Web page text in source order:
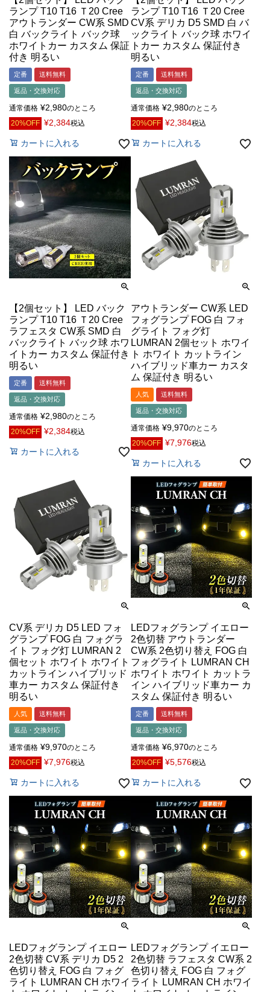
ランプ T10 T16 Ｔ20 Cree
アウトランダー CW系 SMD
白 バックライト バック球
ホワイトカー カスタム 保証
付き 明るい
定番 送料無料
返品・交換対応
通常価格 ¥2,980のところ
20%OFF ¥2,384税込
カートに入れる
ランプ T10 T16 Ｔ20 Cree
CV系 デリカ D5 SMD 白 バ
ックライト バック球 ホワイ
トカー カスタム 保証付き
明るい
定番 送料無料
返品・交換対応
通常価格 ¥2,980のところ
20%OFF ¥2,384税込
カートに入れる
【2個セット】 LED バック
ランプ T10 T16 Ｔ20 Cree
ラフェスタ CW系 SMD 白
バックライト バック球 ホワ
イトカー カスタム 保証付き
明るい
定番 送料無料
返品・交換対応
通常価格 ¥2,980のところ
20%OFF ¥2,384税込
カートに入れる
アウトランダー CW系 LED
フォグランプ FOG 白 フォ
グライト フォグ灯
LUMRAN 2個セット ホワイ
ト ホワイト カットライン
ハイブリッド車カー カスタ
ム 保証付き 明るい
人気 送料無料
返品・交換対応
通常価格 ¥9,970のところ
20%OFF ¥7,976税込
カートに入れる
CV系 デリカ D5 LED フォ
グランプ FOG 白 フォグラ
イト フォグ灯 LUMRAN 2
個セット ホワイト ホワイト
カットライン ハイブリッド
車カー カスタム 保証付き
明るい
人気 送料無料
返品・交換対応
通常価格 ¥9,970のところ
20%OFF ¥7,976税込
カートに入れる
LEDフォグランプ イエロー
2色切替 アウトランダー
CW系 2色切り替え FOG 白
フォグライト LUMRAN CH
ホワイト ホワイト カットラ
イン ハイブリッド車カー カ
スタム 保証付き 明るい
定番 送料無料
返品・交換対応
通常価格 ¥6,970のところ
20%OFF ¥5,576税込
カートに入れる
LEDフォグランプ イエロー
2色切替 CV系 デリカ D5 2
色切り替え FOG 白 フォグ
ライト LUMRAN CH ホワイ
LEDフォグランプ イエロー
2色切替 ラフェスタ CW系 2
色切り替え FOG 白 フォグ
ライト LUMRAN CH ホワイ